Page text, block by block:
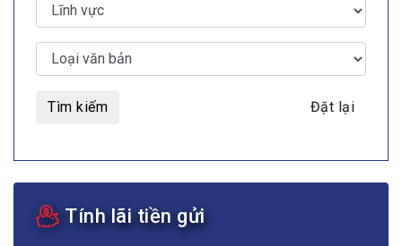
Tìm kiếm Đặt lại
Tính lãi tiền gửi